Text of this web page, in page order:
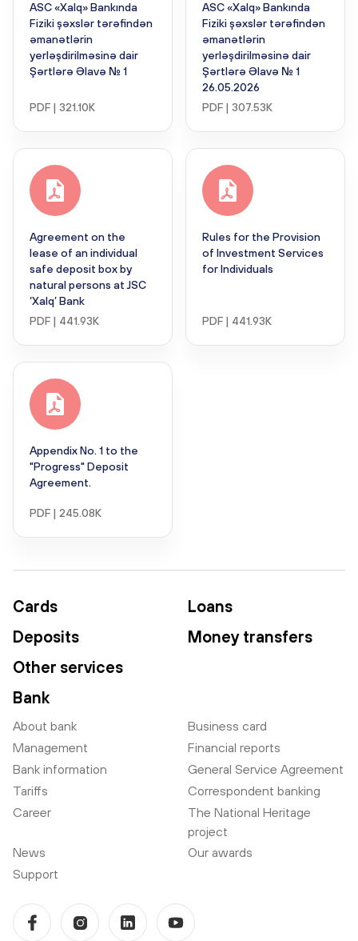
ASC «Xalq» Bankında
Fiziki şəxslər tərəfindən
əmanətlərin
yerləşdirilməsinə dair
Şərtlərə Əlavə № 1
PDF | 321.10K
ASC «Xalq» Bankında
Fiziki şəxslər tərəfindən
əmanətlərin
yerləşdirilməsinə dair
Şərtlərə Əlavə № 1
26.05.2026
PDF | 307.53K
Agreement on the
lease of an individual
safe deposit box by
natural persons at JSC
‘Xalq’ Bank
PDF | 441.93K
Rules for the Provision
of Investment Services
for Individuals
PDF | 441.93K
Appendix No. 1 to the
"Progress" Deposit
Agreement.
PDF | 245.08K
Cards
Loans
Deposits
Money transfers
Other services
Bank
About bank
Business card
Management
Financial reports
Bank information
General Service Agreement
Tariffs
Correspondent banking
Career
The National Heritage
project
News
Our awards
Support